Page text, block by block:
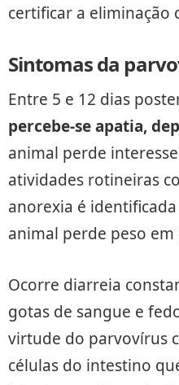
certificar a eliminação
Sintomas da
Entre 5 e 12 dias
percebe-se apatia,
animal perde
atividades rotineiras
anorexia é
animal perde peso em
Ocorre diarreia
gotas de sangue e
virtude do parvovírus
células do intestino